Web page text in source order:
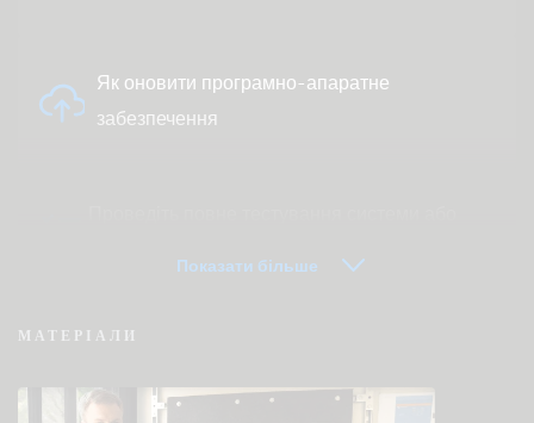
Як оновити програмно-апаратне
забезпечення
VRM — часто задавані питання про
Показати більше
МАТЕРІАЛИ